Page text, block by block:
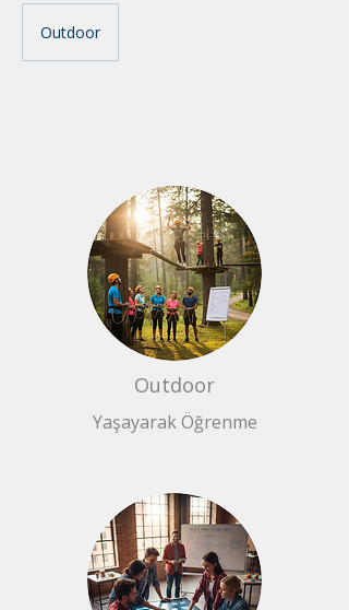
Outdoor
Outdoor
Yaşayarak Öğrenme